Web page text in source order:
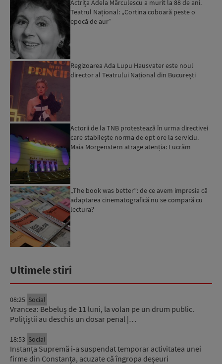
Actrița Adela Mărculescu a murit la 88 de ani.
Teatrul Național: „Cortina coboară peste o
epocă de aur”
Regizoarea Ada Lupu Hausvater este noul
director al Teatrului Național din București
Actorii de la TNB protestează în urma directivei
care stabilește norma de opt ore la serviciu.
Maia Morgenstern atrage atenția: Lucrăm
„The book was better”: de ce avem impresia că
adaptarea cinematografică nu se compară cu
lectura?
Ultimele stiri
08:25 Social
Vrancea: Bebeluș de 11 luni, la volan pe un drum public.
Polițiștii au deschis un dosar penal |…
18:53 Social
Instanța Supremă i-a suspendat temporar activitatea unei
firme din Constanța, acuzate că îngropa deșeuri